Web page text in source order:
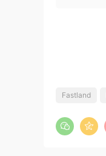
Fastland